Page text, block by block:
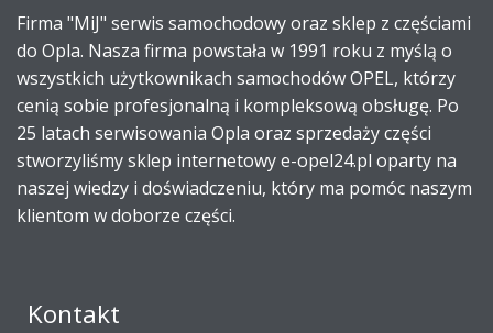
Firma "MiJ" serwis samochodowy oraz sklep z częściami
do Opla. Nasza firma powstała w 1991 roku z myślą o
wszystkich użytkownikach samochodów OPEL, którzy
cenią sobie profesjonalną i kompleksową obsługę. Po
25 latach serwisowania Opla oraz sprzedaży części
stworzyliśmy sklep internetowy e-opel24.pl oparty na
naszej wiedzy i doświadczeniu, który ma pomóc naszym
klientom w doborze części.
Kontakt